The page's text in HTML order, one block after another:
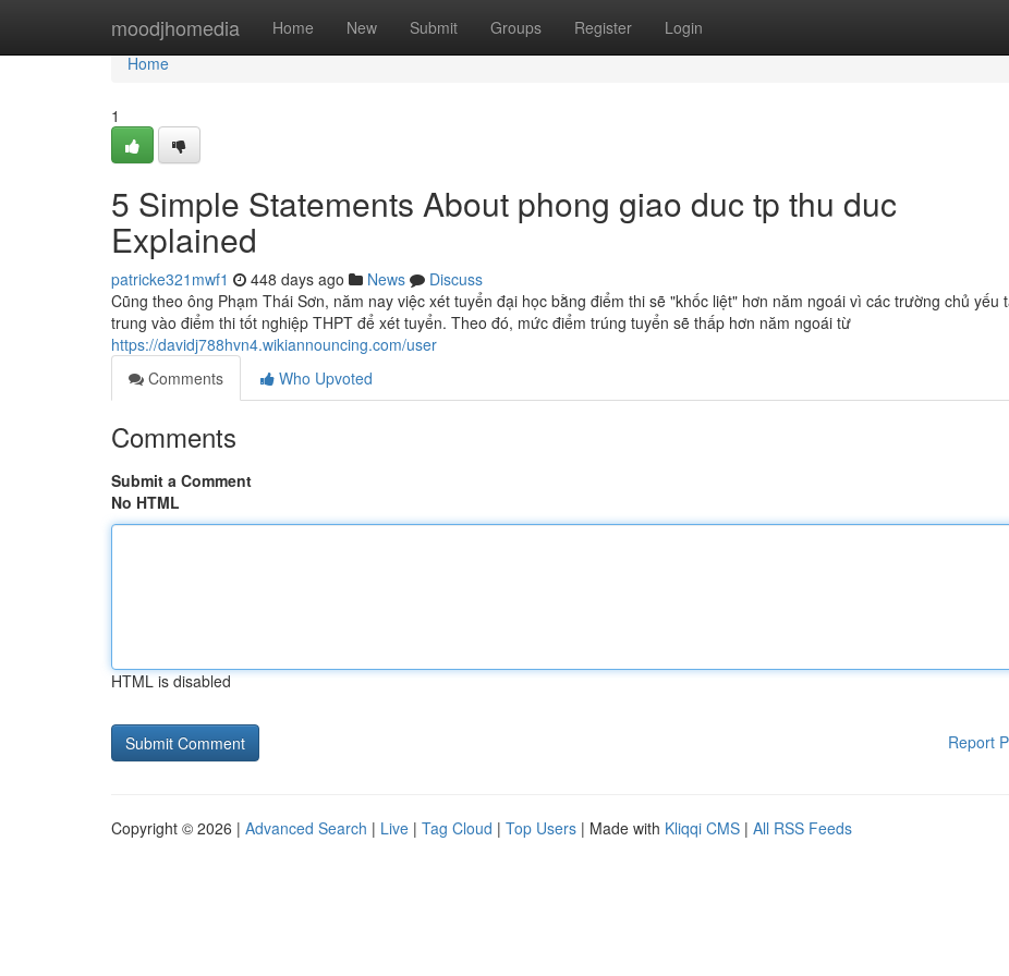
moodjhomedia Home New Submit Groups Register Login
Home
Home
1
5 Simple Statements About phong giao duc tp thu duc
Explained
patricke321mwf1 448 days ago News
Discuss
Cũng theo ông Phạm Thái Sơn, năm nay việc xét tuyển đại học bằng điểm thi sẽ "khốc liệt" hơn năm ngoái vì các trường chủ yếu
trung vào điểm thi tốt nghiệp THPT để xét tuyển. Theo đó, mức điểm trúng tuyển sẽ thấp hơn năm ngoái từ
https://davidj788hvn4.wikiannouncing.com/user
Comments
Who Upvoted
Comments
Submit a Comment
No HTML
HTML is disabled
Report
Copyright © 2026 | Advanced Search | Live | Tag Cloud | Top Users | Made with Kliqqi CMS | All RSS Feeds